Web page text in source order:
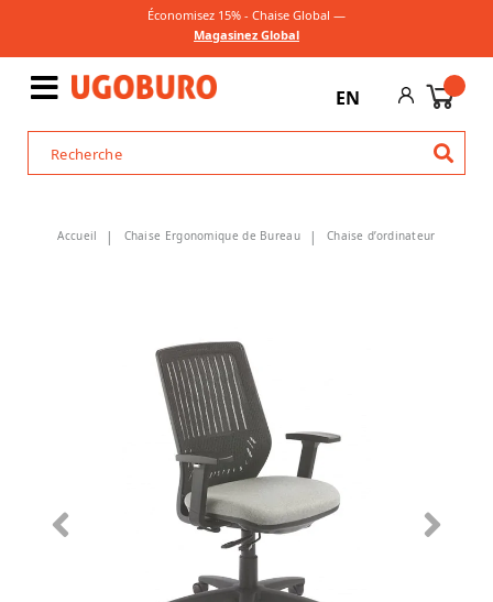
Économisez 15% - Chaise Global —
Magasinez Global
EN
Accueil Chaise Ergonomique de Bureau Chaise d’ordinateur